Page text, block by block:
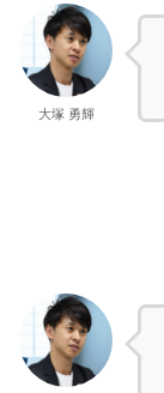
大塚 勇輝